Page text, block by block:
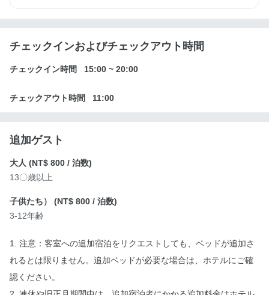
チェックインおよびチェックアウト時間
チェックイン時間 15:00 ~ 20:00
チェックアウト時間 11:00
追加ゲスト
大人 (NT$ 800 / 泊数)
13〇歳以上
子供たち） (NT$ 800 / 泊数)
3-12年齢
1. 注意：客室への追加宿泊をリクエストしても、ベッドが追加さ
れるとは限りません。追加ベッドが必要な場合は、ホテルにご確
認ください。